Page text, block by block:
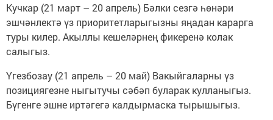
Кучкар (21 март – 20 апрель) Бәлки сезгә һөнәри
эшчәнлектә үз приоритетларыгызны яңадан карарга
туры килер. Акыллы кешеләрнең фикеренә колак
салыгыз.
Үгезбозау (21 апрель – 20 май) Вакыйгаларны үз
позициягезне ныгытучы сәбәп буларак кулланыгыз.
Бүгенге эшне иртәгегә калдырмаска тырышыгыз.